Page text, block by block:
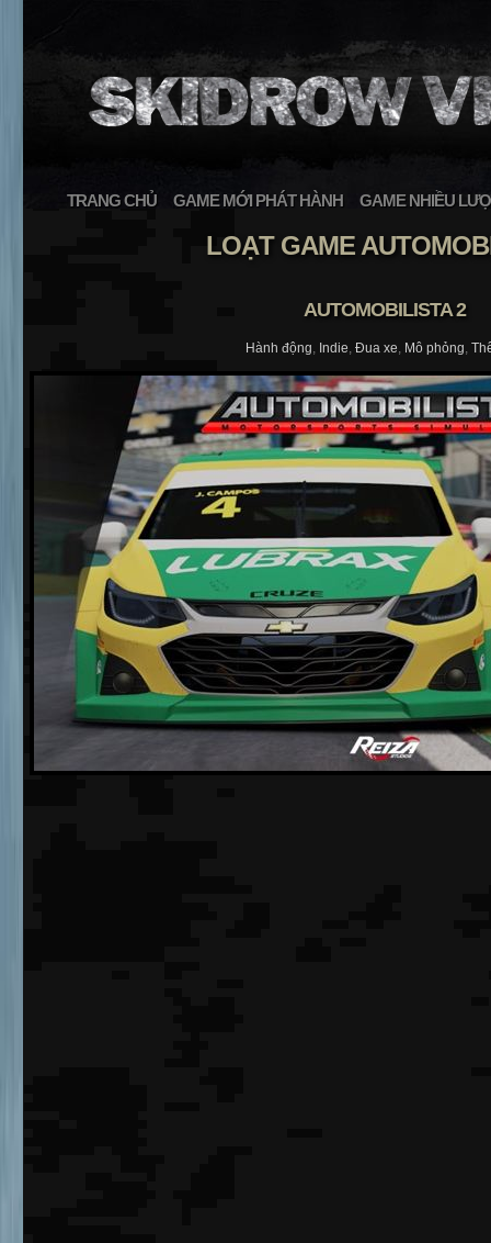
TRANG CHỦ GAME MỚI PHÁT HÀNH GAME NHIỀU
LOẠT GAME
AUTOMOBILISTA 2
Hành động, Indie, Đua xe, Mô phỏng,